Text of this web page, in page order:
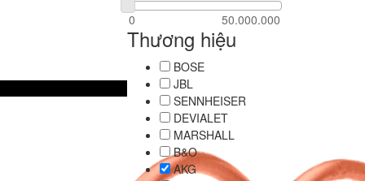
Thương hiệu
BOSE
JBL
SENNHEISER
DEVIALET
MARSHALL
B&O
AKG